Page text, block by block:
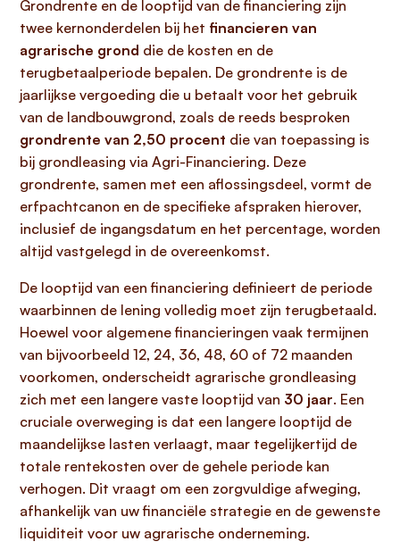
Grondrente en de looptijd van de financiering zijn
twee kernonderdelen bij het financieren van
agrarische grond die de kosten en de
terugbetaalperiode bepalen. De grondrente is de
jaarlijkse vergoeding die u betaalt voor het gebruik
van de landbouwgrond, zoals de reeds besproken
grondrente van 2,50 procent die van toepassing is
bij grondleasing via Agri-Financiering. Deze
grondrente, samen met een aflossingsdeel, vormt de
erfpachtcanon en de specifieke afspraken hierover,
inclusief de ingangsdatum en het percentage, worden
altijd vastgelegd in de overeenkomst.
De looptijd van een financiering definieert de periode
waarbinnen de lening volledig moet zijn terugbetaald.
Hoewel voor algemene financieringen vaak termijnen
van bijvoorbeeld 12, 24, 36, 48, 60 of 72 maanden
voorkomen, onderscheidt agrarische grondleasing
zich met een langere vaste looptijd van 30 jaar. Een
cruciale overweging is dat een langere looptijd de
maandelijkse lasten verlaagt, maar tegelijkertijd de
totale rentekosten over de gehele periode kan
verhogen. Dit vraagt om een zorgvuldige afweging,
afhankelijk van uw financiële strategie en de gewenste
liquiditeit voor uw agrarische onderneming.